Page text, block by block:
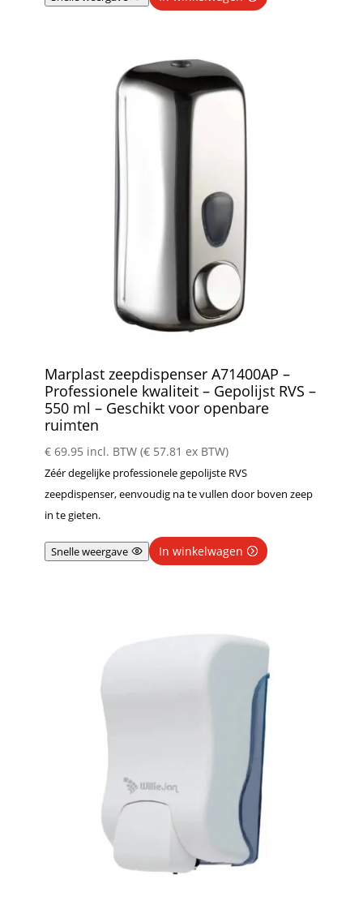
Marplast zeepdispenser A71400AP –
Professionele kwaliteit – Gepolijst RVS –
550 ml – Geschikt voor openbare
ruimten
€69.95 incl. BTW (€57.81 ex BTW)
Zéér degelijke professionele gepolijste RVS
zeepdispenser, eenvoudig na te vullen door boven zeep
in te gieten.
Snelle weergave In winkelwagen